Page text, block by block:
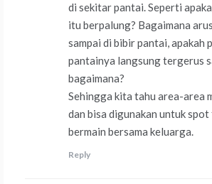
di sekitar pantai. Seperti
itu berpalung? Bagaimana
sampai di bibir pantai, apakah
pantainya langsung tergerus
bagaimana?
Sehingga kita tahu area-area
dan bisa digunakan untuk
bermain bersama keluarga.
Reply